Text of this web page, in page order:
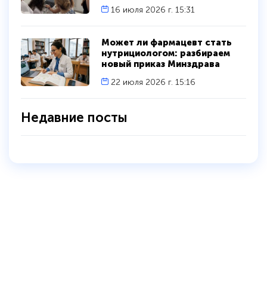
Недавние посты
Может ли фармацевт стать
нутрициологом: разбираем
новый приказ Минздрава
22 июля 2026 г. 15:16
16 июля 2026 г. 15:31